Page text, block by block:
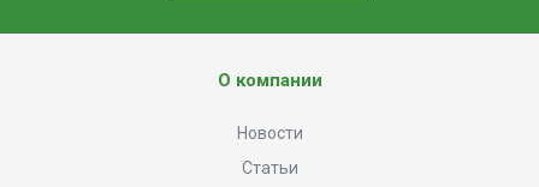
О компании
Новости
Статьи